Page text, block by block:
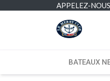
APPELEZ-
BATEAUX